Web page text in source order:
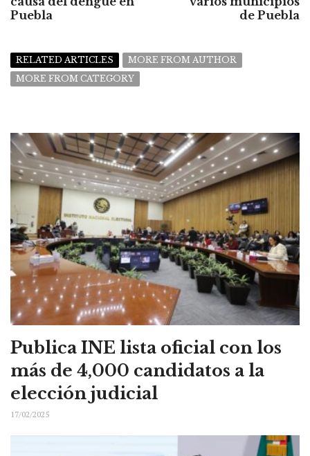
Puebla
de Puebla
RELATED ARTICLES
MORE FROM AUTHOR
MORE FROM CATEGORY
Publica INE lista oficial con los
más de 4,000 candidatos a la
elección judicial
17/02/2025